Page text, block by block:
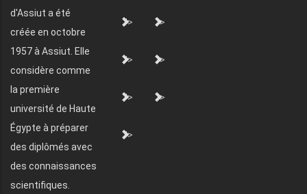
d'Assiut a été
créée en octobre
1957 à Assiut. Elle
considère comme
la première
université de Haute
Égypte à préparer
des diplômés avec
des connaissances
scientifiques.
"> ">
"> ">
"> ">
">